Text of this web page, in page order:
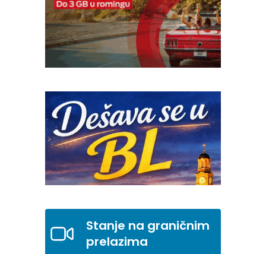
Stanje na graničnim
prelazima